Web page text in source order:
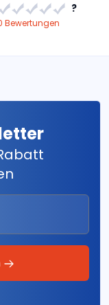
?
Bewertungen